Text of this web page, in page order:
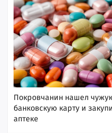
Покровчанин нашел
банковскую карту и
аптеке